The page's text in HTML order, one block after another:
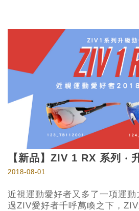
【新品】ZIV 1 RX 系列 ‧
2018-08-01
近視運動愛好者又多了一項運
過ZIV愛好者千呼萬喚之下，